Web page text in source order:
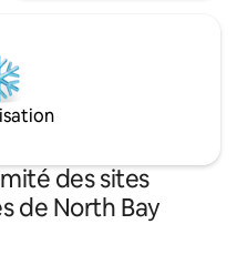
des sites
de North Bay